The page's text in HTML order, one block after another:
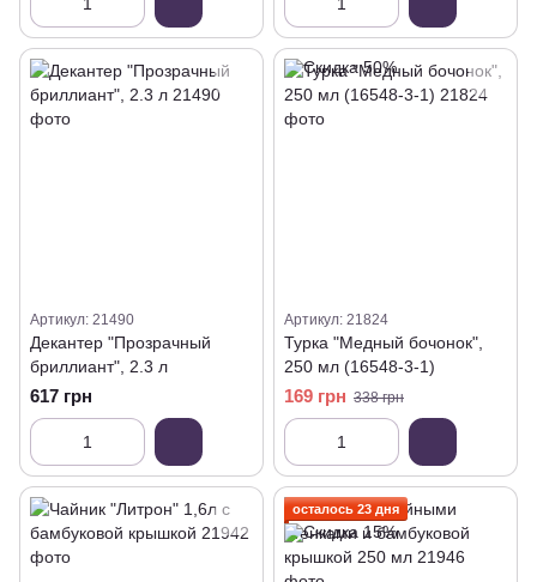
Артикул: 21490
Декантер "Прозрачный
бриллиант", 2.3 л
617 грн
Артикул: 21824
Турка "Медный бочонок",
250 мл (16548-3-1)
169 грн 338 грн
осталось 23 дня